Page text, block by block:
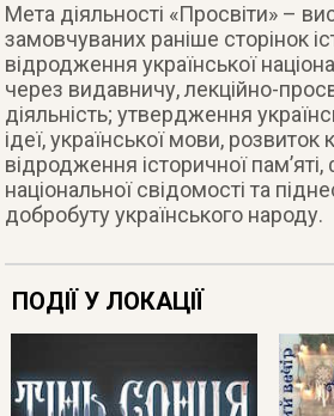
Мета діяльності «Просвіти» –
замовчуваних раніше сторінок
відродження української
через видавничу, лекційно-
діяльність;утвердження
ідеї, української мови, розвиток
відродження історичної
національної свідомості та
добробуту українського народу.
ПОДІЇ У ЛОКАЦІЇ